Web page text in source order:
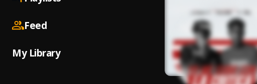
Feed
My Library